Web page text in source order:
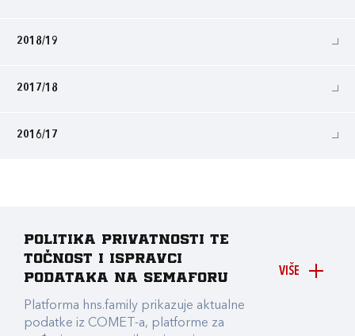
2018/19
2017/18
2016/17
VIŠE
Politika privatnosti te
točnost i ispravci
podataka na Semaforu
Platforma hns.family prikazuje aktualne
podatke iz COMET-a, platforme za